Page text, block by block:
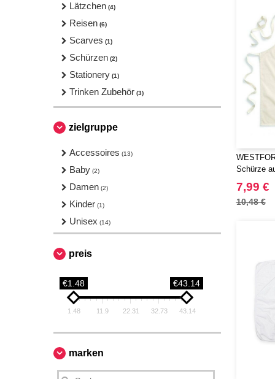
Lätzchen (4)
Reisen (6)
Scarves (1)
Schürzen (2)
Stationery (1)
Trinken Zubehör (3)
zielgruppe
Accessoires (13)
Baby (2)
Damen (2)
Kinder (1)
Unisex (14)
preis
€1.48 €43.14
1.48 11.9 22.31 32.73 43.14
marken
Schürze
für
7,99 €
10,48 €